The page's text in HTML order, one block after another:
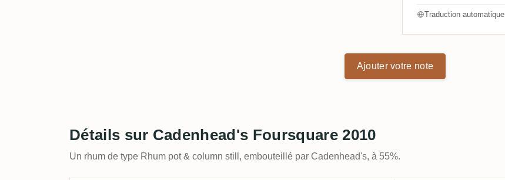
Traduction automatique
Ajouter votre note
Détails sur Cadenhead's Foursquare 2010
Un rhum de type Rhum pot & column still, embouteillé par Cadenhead's, à 55%.